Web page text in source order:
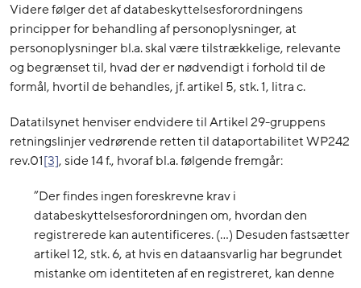
Videre følger det af databeskyttelsesforordningens
principper for behandling af personoplysninger, at
personoplysninger bl.a. skal være tilstrækkelige, relevante
og begrænset til, hvad der er nødvendigt i forhold til de
formål, hvortil de behandles, jf. artikel 5, stk. 1, litra c.
Datatilsynet henviser endvidere til Artikel 29-gruppens
retningslinjer vedrørende retten til dataportabilitet WP242
rev.01[3], side 14 f., hvoraf bl.a. følgende fremgår:
”Der findes ingen foreskrevne krav i
databeskyttelsesforordningen om, hvordan den
registrerede kan autentificeres. (…) Desuden fastsætter
artikel 12, stk. 6, at hvis en dataansvarlig har begrundet
mistanke om identiteten af en registreret, kan denne